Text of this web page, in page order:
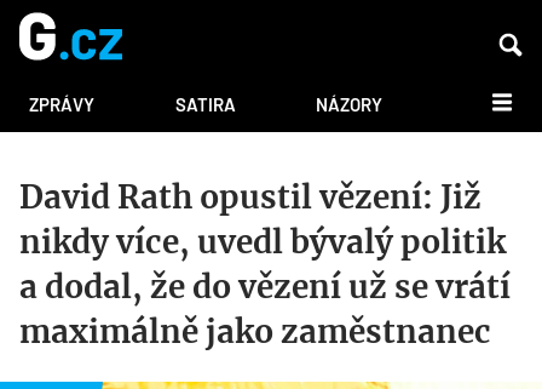
ZPRÁVY SATIRA NÁZORY DALŠÍ
David Rath opustil vězení: Již
nikdy více, uvedl bývalý politik
a dodal, že do vězení už se vrátí
maximálně jako zaměstnanec